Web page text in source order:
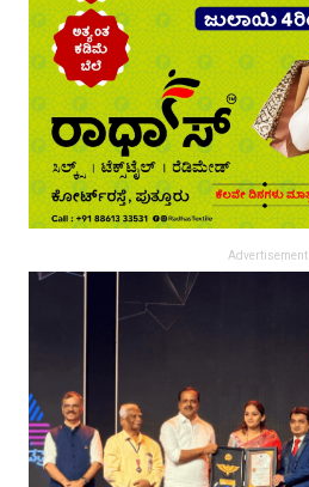
Advertisement